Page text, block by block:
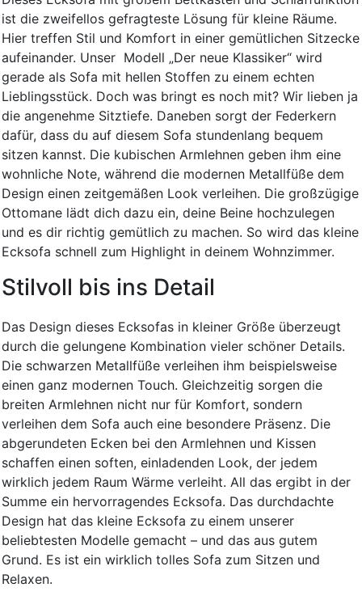
ist die zweifellos gefragteste Lösung für kleine Räume.
Hier treffen Stil und Komfort in einer gemütlichen Sitzecke
aufeinander. Unser Modell „Der neue Klassiker“ wird
gerade als Sofa mit hellen Stoffen zu einem echten
Lieblingsstück. Doch was bringt es noch mit? Wir lieben ja
die angenehme Sitztiefe. Daneben sorgt der Federkern
dafür, dass du auf diesem Sofa stundenlang bequem
sitzen kannst. Die kubischen Armlehnen geben ihm eine
wohnliche Note, während die modernen Metallfüße dem
Design einen zeitgemäßen Look verleihen. Die großzügige
Ottomane lädt dich dazu ein, deine Beine hochzulegen
und es dir richtig gemütlich zu machen. So wird das kleine
Ecksofa schnell zum Highlight in deinem Wohnzimmer.
Stilvoll bis ins Detail
Das Design dieses Ecksofas in kleiner Größe überzeugt
durch die gelungene Kombination vieler schöner Details.
Die schwarzen Metallfüße verleihen ihm beispielsweise
einen ganz modernen Touch. Gleichzeitig sorgen die
breiten Armlehnen nicht nur für Komfort, sondern
verleihen dem Sofa auch eine besondere Präsenz. Die
abgerundeten Ecken bei den Armlehnen und Kissen
schaffen einen soften, einladenden Look, der jedem
wirklich jedem Raum Wärme verleiht. All das ergibt in der
Summe ein hervorragendes Ecksofa. Das durchdachte
Design hat das kleine Ecksofa zu einem unserer
beliebtesten Modelle gemacht – und das aus gutem
Grund. Es ist ein wirklich tolles Sofa zum Sitzen und
Relaxen.